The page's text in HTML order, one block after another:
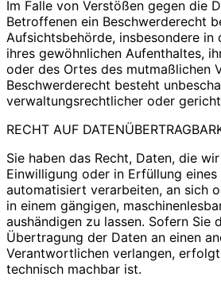
Im Falle von Verstößen gegen die
Betroffenen ein Beschwerderecht
Aufsichtsbehörde, insbesondere in
ihres gewöhnlichen Aufenthaltes,
oder des Ortes des mutmaßlichen
Beschwerderecht besteht
verwaltungsrechtlicher oder
RECHT AUF
Sie haben das Recht, Daten, die
Einwilligung oder in Erfüllung
automatisiert verarbeiten, an sich
in einem gängigen,
aushändigen zu lassen. Sofern Sie
Übertragung der Daten an einen
Verantwortlichen verlangen,
technisch machbar ist.